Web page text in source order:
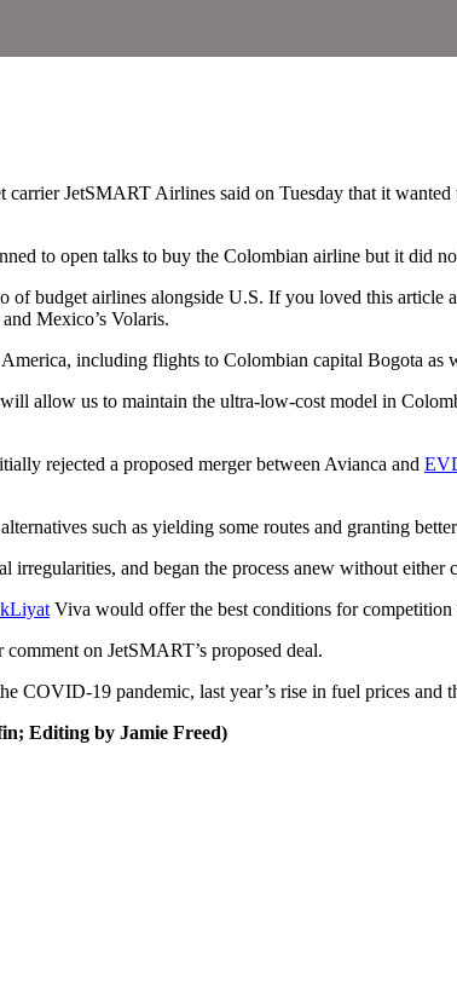
JetSMART Airlines said on Tuesday that it
to open talks to buy the Colombian airline but it did
of budget airlines alongside U.S. If you loved this
Mexico’s Volaris.
including flights to Colombian capital Bogota as
allow us to maintain the ultra-low-cost model in
rejected a proposed merger between Avianca and
such as yielding some routes and granting
irregularities, and began the process anew without either
Viva would offer the best conditions for
on JetSMART’s proposed deal.
COVID-19 pandemic, last year’s rise in fuel prices and
Editing by Jamie Freed)